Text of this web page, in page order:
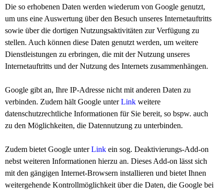
Die so erhobenen Daten werden wiederum von Google genutzt,
um uns eine Auswertung über den Besuch unseres Internetauftritts
sowie über die dortigen Nutzungsaktivitäten zur Verfügung zu
stellen. Auch können diese Daten genutzt werden, um weitere
Dienstleistungen zu erbringen, die mit der Nutzung unseres
Internetauftritts und der Nutzung des Internets zusammenhängen.
Google gibt an, Ihre IP-Adresse nicht mit anderen Daten zu
verbinden. Zudem hält Google unterLink weitere
datenschutzrechtliche Informationen für Sie bereit, so bspw. auch
zu den Möglichkeiten, die Datennutzung zu unterbinden.
Zudem bietet Google unterLink ein sog. Deaktivierungs-Add-on
nebst weiteren Informationen hierzu an. Dieses Add-on lässt sich
mit den gängigen Internet-Browsern installieren und bietet Ihnen
weitergehende Kontrollmöglichkeit über die Daten, die Google bei